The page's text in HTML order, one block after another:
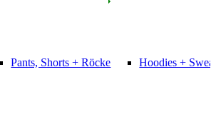
Pants, Shorts + Röcke Hoodies +